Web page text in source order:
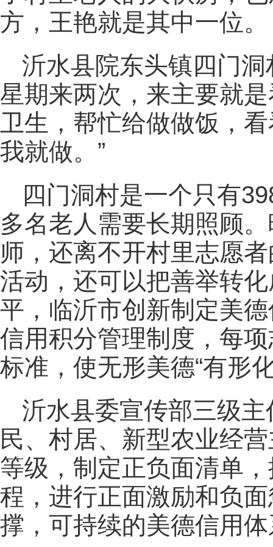
方，王艳就是其中一位。
沂水县院东头镇四门
星期来两次，来主要就
卫生，帮忙给做做饭，
我就做。”
四门洞村是一个只有
多名老人需要长期照顾
师，还离不开村里志愿
活动，还可以把善举转
平，临沂市创新制定美
信用积分管理制度，每
标准，使无形美德“有形
沂水县委宣传部三级
民、村居、新型农业经
等级，制定正负面清单
程，进行正面激励和负
撑，可持续的美德信用